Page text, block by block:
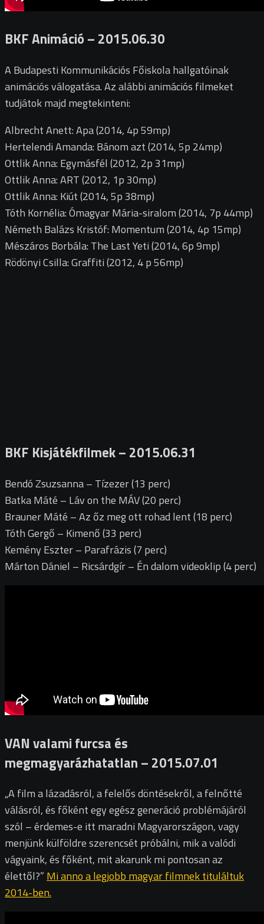
BKF Animáció – 2015.06.30
A Budapesti Kommunikációs Főiskola hallgatóinak
animációs válogatása. Az alábbi animációs filmeket
tudjátok majd megtekinteni:
Albrecht Anett: Apa (2014, 4p 59mp)
Hertelendi Amanda: Bánom azt (2014, 5p 24mp)
Ottlik Anna: Egymásfél (2012, 2p 31mp)
Ottlik Anna: ART (2012, 1p 30mp)
Ottlik Anna: Kiút (2014, 5p 38mp)
Tóth Kornélia: Ómagyar Mária-siralom (2014, 7p 44mp)
Németh Balázs Kristóf: Momentum (2014, 4p 15mp)
Mészáros Borbála: The Last Yeti (2014, 6p 9mp)
Rödönyi Csilla: Graffiti (2012, 4 p 56mp)
BKF Kisjátékfilmek – 2015.06.31
Bendó Zsuzsanna – Tízezer (13 perc)
Batka Máté – Láv on the MÁV (20 perc)
Brauner Máté – Az őz meg ott rohad lent (18 perc)
Tóth Gergő – Kimenő (33 perc)
Kemény Eszter – Parafrázis (7 perc)
Márton Dániel – Ricsárdgír – Én dalom videoklip (4 perc)
VAN valami furcsa és
megmagyarázhatatlan – 2015.07.01
„A film a lázadásról, a felelős döntésekről, a felnőtté
válásról, és főként egy egész generáció problémájáról
szól – érdemes-e itt maradni Magyarországon, vagy
menjünk külföldre szerencsét próbálni, mik a valódi
vágyaink, és főként, mit akarunk mi pontosan az
élettől?” Mi anno a legjobb magyar filmnek tituláltuk
2014-ben.